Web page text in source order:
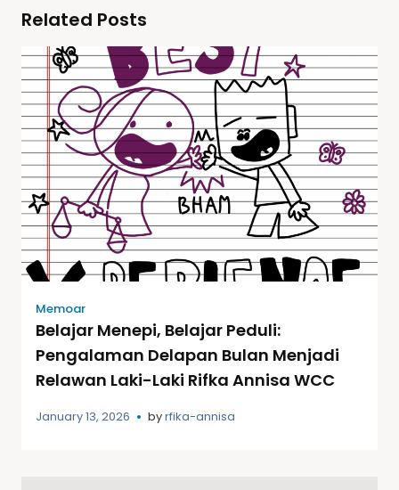
Related Posts
Memoar
Belajar Menepi, Belajar Peduli:
Pengalaman Delapan Bulan Menjadi
Relawan Laki-Laki Rifka Annisa WCC
January 13, 2026 byrfika-annisa